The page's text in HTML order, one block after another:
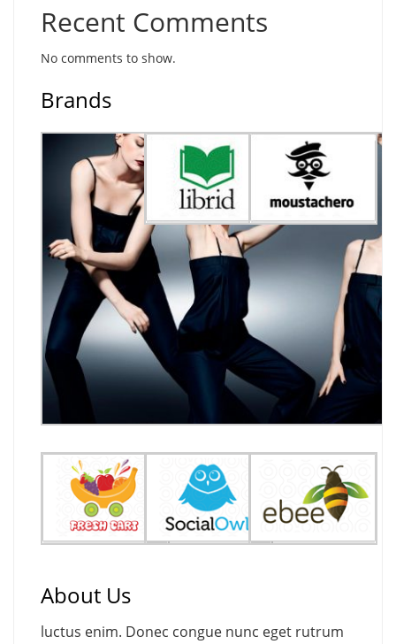
Recent Comments
No comments to show.
Brands
About Us
luctus enim. Donec congue nunc eget rutrum